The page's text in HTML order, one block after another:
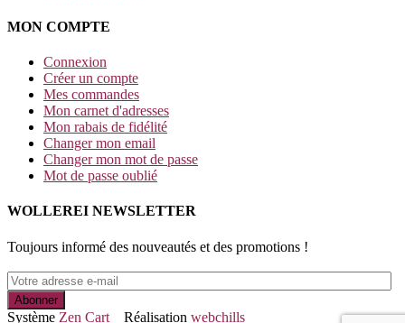
MON COMPTE
Connexion
Créer un compte
Mes commandes
Mon carnet d'adresses
Mon rabais de fidélité
Changer mon email
Changer mon mot de passe
Mot de passe oublié
WOLLEREI NEWSLETTER
Toujours informé des nouveautés et des promotions !
Système Zen Cart Réalisation webchills